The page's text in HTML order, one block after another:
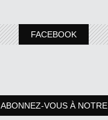
FACEBOOK
ABONNEZ-VOUS À NOTRE